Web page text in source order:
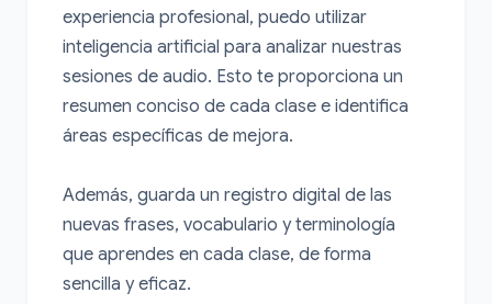
experiencia profesional, puedo utilizar
inteligencia artificial para analizar nuestras
sesiones de audio. Esto te proporciona un
resumen conciso de cada clase e identifica
áreas específicas de mejora.
Además, guarda un registro digital de las
nuevas frases, vocabulario y terminología
que aprendes en cada clase, de forma
sencilla y eficaz.